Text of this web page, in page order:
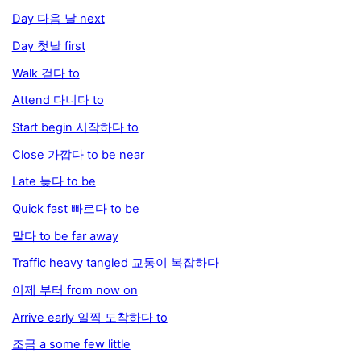
Day 다음 날 next
Day 첫날 first
Walk 걷다 to
Attend 다니다 to
Start begin 시작하다 to
Close 가깝다 to be near
Late 늦다 to be
Quick fast 빠르다 to be
말다 to be far away
Traffic heavy tangled 교통이 복잡하다
이제 부터 from now on
Arrive early 일찍 도착하다 to
조금 a some few little